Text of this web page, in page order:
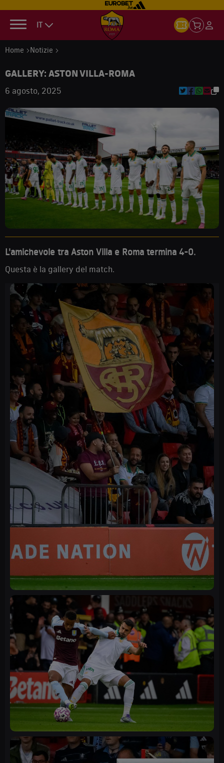
IT
Home Notizie
GALLERY: ASTON VILLA-ROMA
6 agosto, 2025
L'amichevole tra Aston Villa e Roma termina 4-0.
Questa è la gallery del match.